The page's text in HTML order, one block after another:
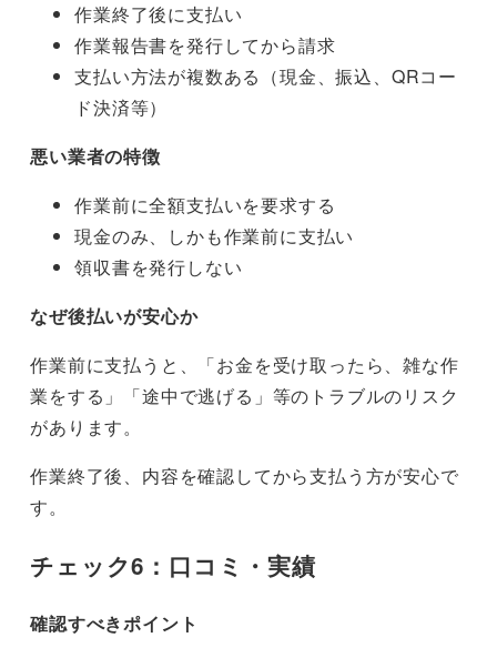
作業終了後に支払い
作業報告書を発行してから請求
支払い方法が複数ある（現金、振込、QRコー
ド決済等）
悪い業者の特徴
作業前に全額支払いを要求する
現金のみ、しかも作業前に支払い
領収書を発行しない
なぜ後払いが安心か
作業前に支払うと、「お金を受け取ったら、雑な作
業をする」「途中で逃げる」等のトラブルのリスク
があります。
作業終了後、内容を確認してから支払う方が安心で
す。
チェック6：口コミ・実績
確認すべきポイント